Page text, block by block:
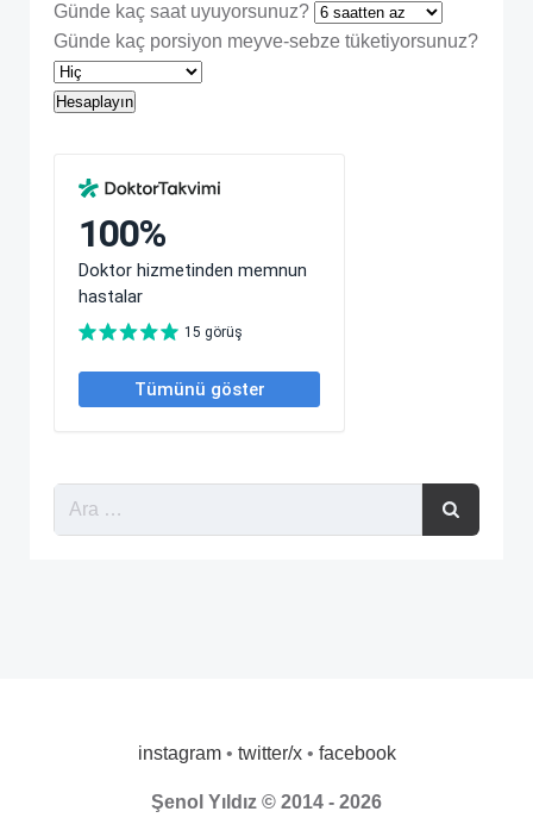
Günde kaç saat uyuyorsunuz?
Günde kaç porsiyon meyve-sebze tüketiyorsunuz?
Hesaplayın
instagram• twitter/x• facebook
Şenol Yıldız © 2014 - 2026